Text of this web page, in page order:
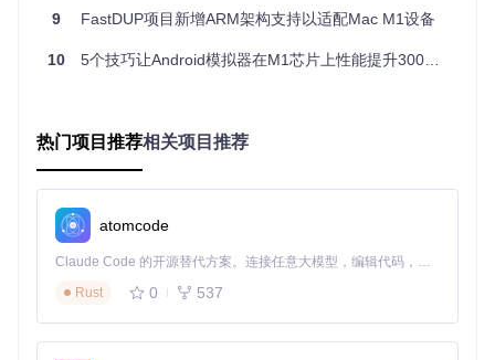
2.2 模拟器获取与安装流程
首次启动时，系统会提示"无法验证开发者"，需通过
偏好设置 > 安全性与隐私手动允许应用运行
⚠️注意事项：首次启动需5-10分钟初始化系统镜像，建议在此
期间不要关闭应用或休眠电脑。
2.3 系统镜像配置
模拟器首次启动后，需通过内置的镜像管理工具下载合适的An
启动模拟器后点击"Settings" > "System Images"
9 FastDUP项目新增ARM架构支持以适配Mac M1设备
10 5个技巧让Android模拟器在M1芯片上性能提升300%：Android Emulator M1 Preview全攻略
热门项目推荐相关项目推荐
atomcode
Claude Code 的开源替代方案。连接任意大模型，编辑代码，运行命令，自动验证 — 全自动执行。用 Rust 构建，极致性能。 ｜ An open-source alternative to Claude Code. Connect any LLM, edit code, run commands, and verify changes — autonomously. Built in Rust for speed. Get Started
Rust
0 537